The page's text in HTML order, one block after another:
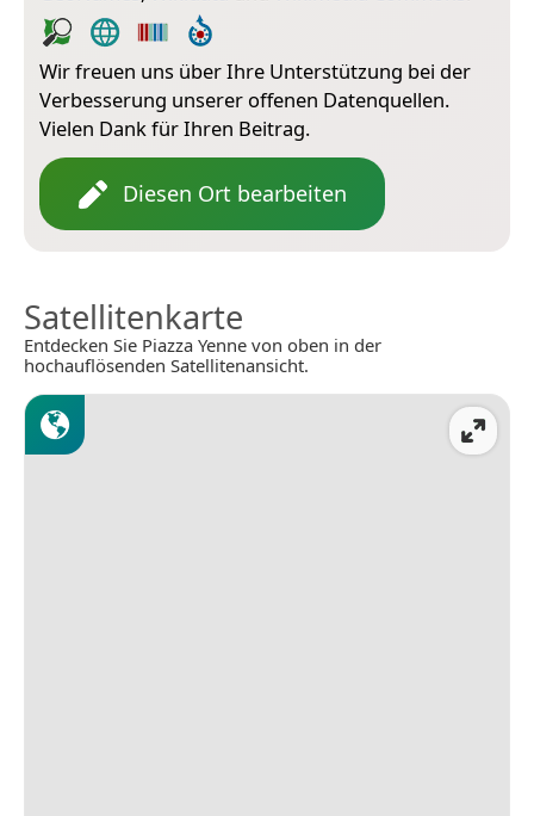
Wir freuen uns über Ihre Unterstützung bei der
Verbesserung unserer offenen Datenquellen.
Vielen Dank für Ihren Beitrag.
Diesen Ort bearbeiten
Satellitenkarte
Entdecken Sie Piazza Yenne von oben in der
hochauflösenden Satellitenansicht.